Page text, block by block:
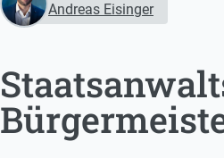
Andreas Eisinger